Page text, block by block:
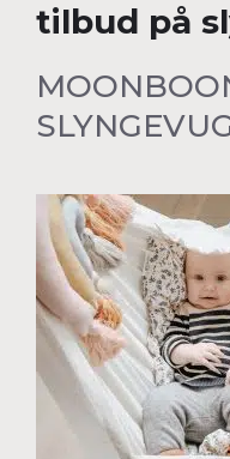
tilbud på